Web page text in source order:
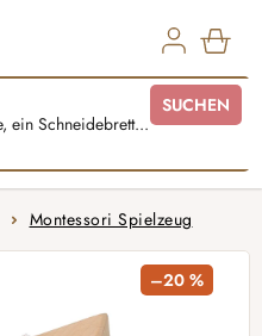
SUCHEN
Montessori Spielzeug
–20 %